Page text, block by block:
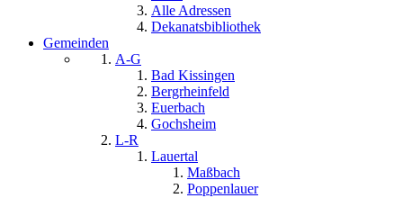
Alle Adressen
Dekanatsbibliothek
Gemeinden
A-G
Bad Kissingen
Bergrheinfeld
Euerbach
Gochsheim
L-R
Lauertal
Maßbach
Poppenlauer